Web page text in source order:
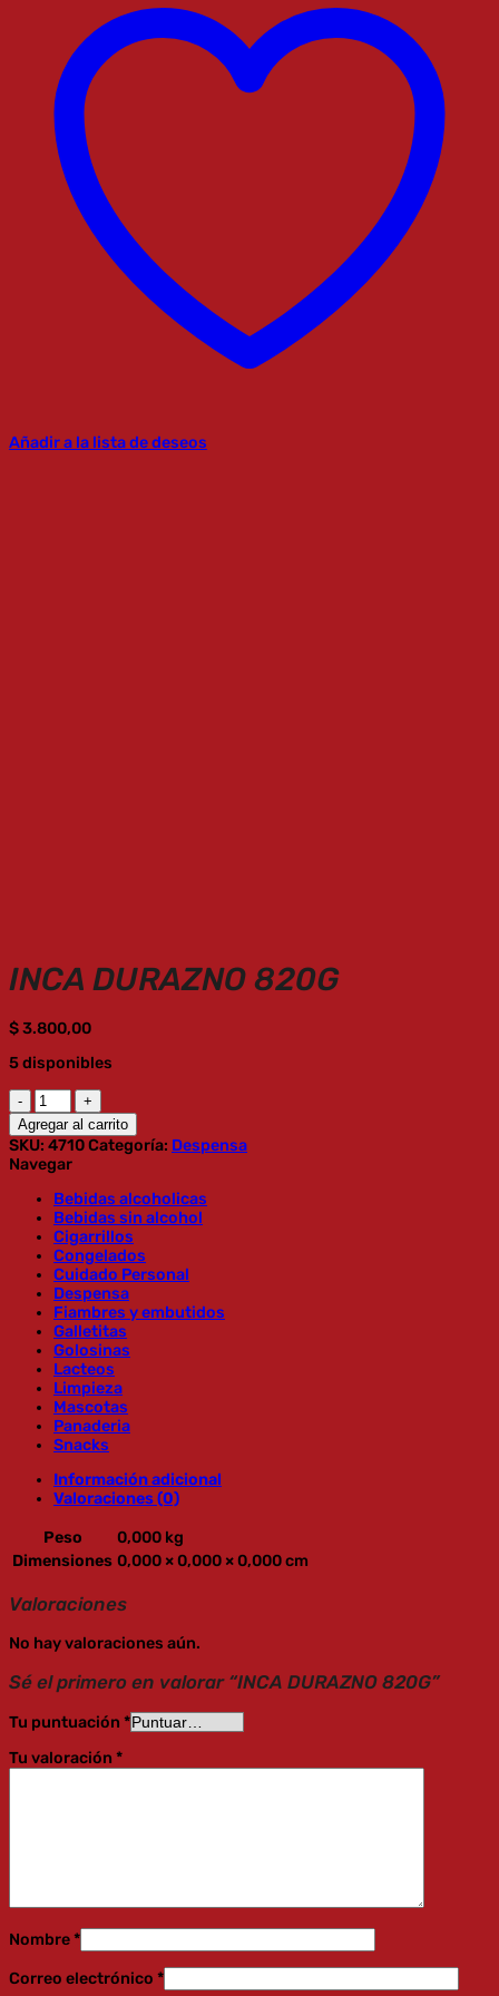
Añadir a la lista de deseos
INCA DURAZNO 820G
$3.800,00
5 disponibles
INCA
DURAZNO
820G
cantidad
Agregar al carrito
SKU: 4710Categoría: Despensa
Navegar
Bebidas alcoholicas
Bebidas sin alcohol
Cigarrillos
Congelados
Cuidado Personal
Despensa
Fiambres y embutidos
Galletitas
Golosinas
Lacteos
Limpieza
Mascotas
Panaderia
Snacks
Información adicional
Valoraciones (0)
Peso
0,000 kg
Dimensiones 0,000 × 0,000 × 0,000 cm
Valoraciones
No hay valoraciones aún.
Sé el primero en valorar “INCA DURAZNO 820G”
Tu puntuación *
Tu valoración *
Nombre*
Correo electrónico *